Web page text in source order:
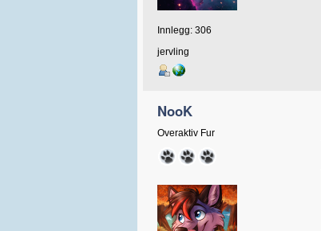
Innlegg: 306
jervling
NooK
Overaktiv Fur